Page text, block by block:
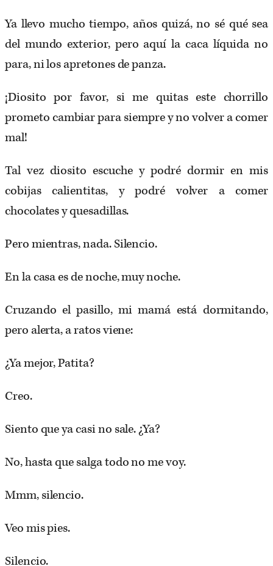
Ya llevo mucho tiempo, años quizá, no sé qué sea
del mundo exterior, pero aquí la caca líquida no
para, ni los apretones de panza.
¡Diosito por favor, si me quitas este chorrillo
prometo cambiar para siempre y no volver a comer
mal!
Tal vez diosito escuche y podré dormir en mis
cobijas calientitas, y podré volver a comer
chocolates y quesadillas.
Pero mientras, nada. Silencio.
En la casa es de noche, muy noche.
Cruzando el pasillo, mi mamá está dormitando,
pero alerta, a ratos viene:
¿Ya mejor, Patita?
Creo.
Siento que ya casi no sale. ¿Ya?
No, hasta que salga todo no me voy.
Mmm, silencio.
Veo mis pies.
Silencio.